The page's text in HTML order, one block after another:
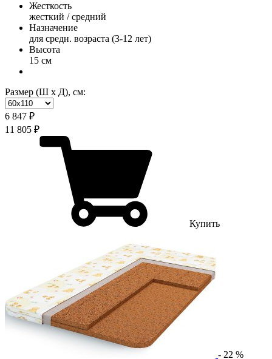
Жесткость
жесткий / средний
Назначение
для средн. возраста (3-12 лет)
Высота
15 см
Размер (Ш х Д), см:
6 847 ₽
11 805 ₽
Купить
- 22 %